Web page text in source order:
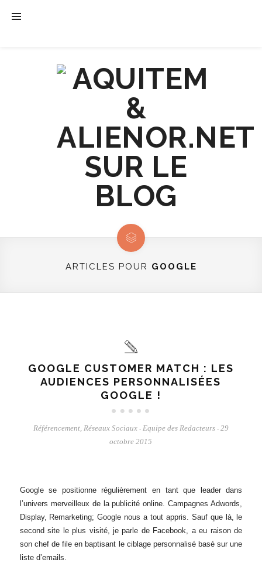
ARTICLES POUR GOOGLE
GOOGLE CUSTOMER MATCH : LES
AUDIENCES PERSONNALISÉES
GOOGLE !
Référencement, Réseaux Sociaux - Equipe des Redacteurs - 29
octobre 2015
Google se positionne régulièrement en tant que leader dans
l’univers merveilleux de la publicité online. Campagnes Adwords,
Display, Remarketing; Google nous a tout appris. Sauf que là, le
second site le plus visité, je parle de Facebook, a eu raison de
son chef de file en baptisant le ciblage personnalisé basé sur une
liste d’emails.